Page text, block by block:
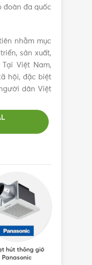
đoàn đa quốc
nhằm mục
sản xuất,
Việt Nam,
hội, đặc biệt
dân Việt
hút thông gió
Panasonic